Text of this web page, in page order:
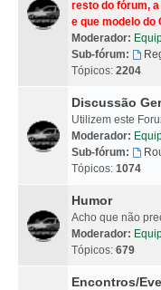
resto do fórum,
e que modelo do
Moderador:
Sub-fórum:
Tópicos: 2204
Discussão
Utilizem este
Moderador:
Sub-fórum:
Tópicos: 1074
Humor
Acho que não
Moderador:
Tópicos: 679
Encontros/